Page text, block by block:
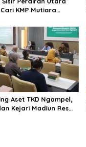
KMP Mutiara
Aset TKD Ngampel,
Kejari Madiun Resmi